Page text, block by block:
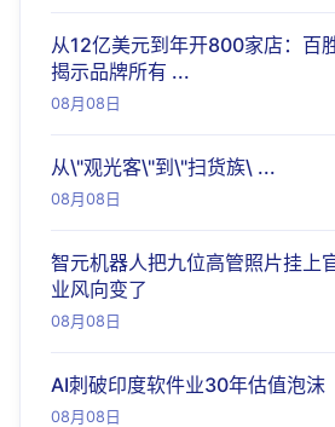
从12亿美元到年开800家店：百
揭示品牌所有 ...
08月08日
从\"观光客\"到\"扫货族\ ...
08月08日
智元机器人把九位高管照片挂上
业风向变了
08月08日
AI刺破印度软件业30年估值泡沫
08月08日